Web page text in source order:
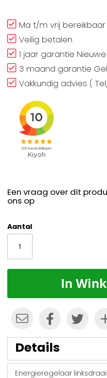
Ma t/m vrij
Veilig betalen
1 jaar garantie
3 maand garantie
Vakkundig advies (
Een vraag over dit
ons op
Aantal
In
Details
Energieregelaar